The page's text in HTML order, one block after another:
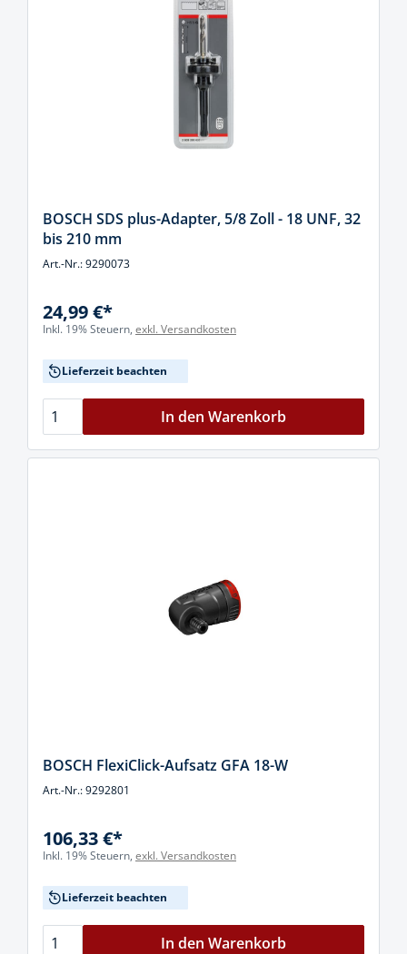
BOSCH SDS plus-Adapter, 5/8 Zoll - 18 UNF, 32
bis 210 mm
Art.-Nr.: 9290073
24,99 €*
Inkl. 19% Steuern, exkl. Versandkosten
Lieferzeit beachten
In den Warenkorb
BOSCH FlexiClick-Aufsatz GFA 18-W
Art.-Nr.: 9292801
106,33 €*
Inkl. 19% Steuern, exkl. Versandkosten
Lieferzeit beachten
In den Warenkorb